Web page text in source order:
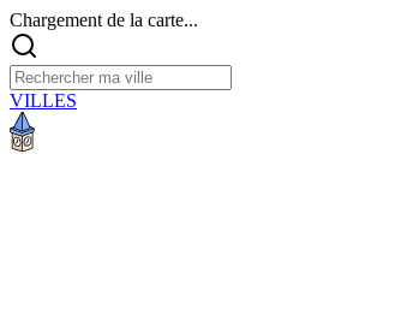
Chargement de la carte...
VILLES